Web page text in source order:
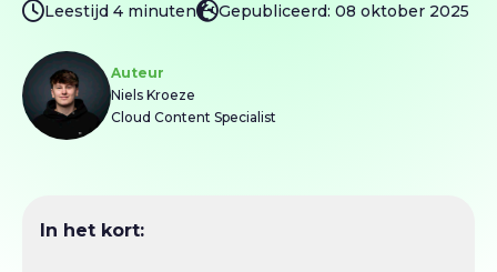
Auteur
Niels Kroeze
Cloud Content Specialist
Leestijd 4 minuten Gepubliceerd: 08 oktober 2025
In het kort: